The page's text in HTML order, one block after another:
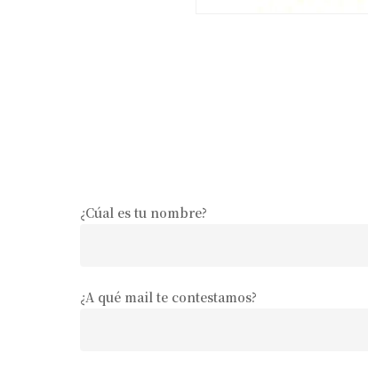
¿Cúal es tu nombre?
¿A qué mail te contestamos?